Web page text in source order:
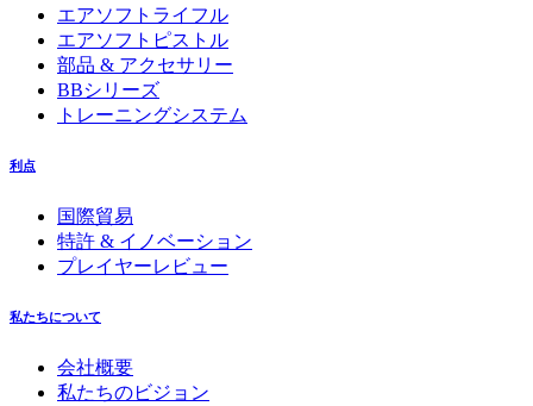
エアソフトライフル
エアソフトピストル
部品 & アクセサリー
BBシリーズ
トレーニングシステム
利点
国際貿易
特許 & イノベーション
プレイヤーレビュー
私たちについて
会社概要
私たちのビジョン